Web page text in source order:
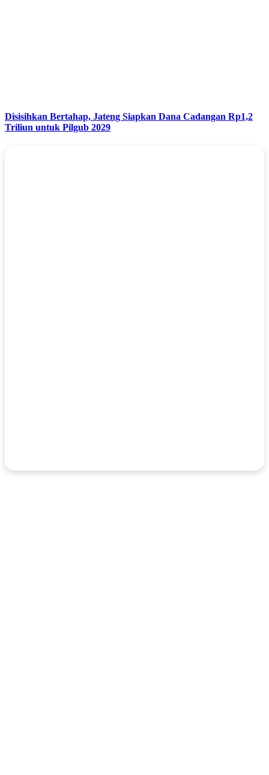
Disisihkan Bertahap, Jateng Siapkan Dana Cadangan Rp1,2
Triliun untuk Pilgub 2029